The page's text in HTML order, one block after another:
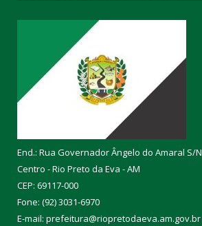
End.: Rua Governador Ângelo do Amaral S/N
Centro - Rio Preto da Eva - AM
CEP: 69117-000
Fone: (92) 3031-6970
E-mail: prefeitura@riopretodaeva.am.gov.br